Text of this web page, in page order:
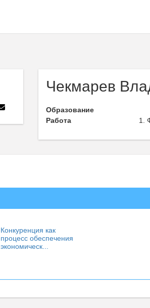
Чекмарев
Образование
Работа
Конкуренция как
процесс обеспечения
экономическ...